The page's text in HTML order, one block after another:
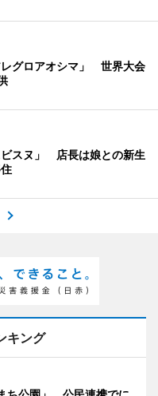
グロアオシマ」 世界大会
スヌ」 店長は娘との新生
キング